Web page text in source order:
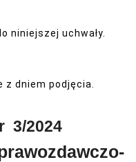
niniejszej uchwały.
z dniem podjęcia.
3/2024